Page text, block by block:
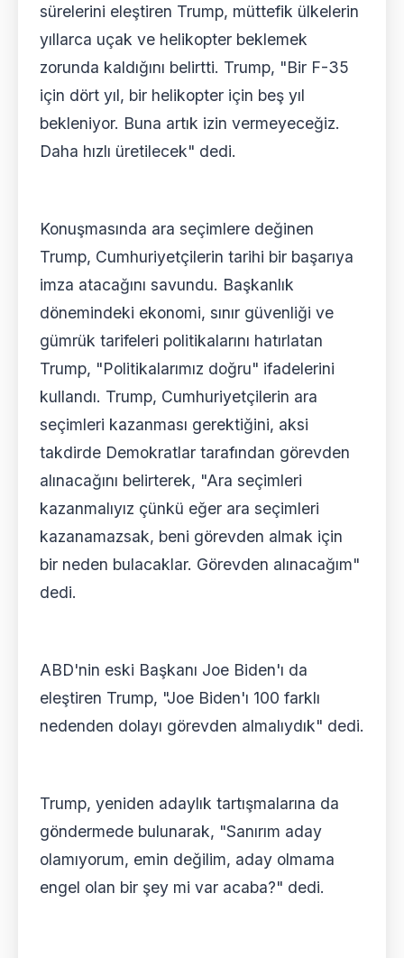
sürelerini eleştiren Trump, müttefik ülkelerin
yıllarca uçak ve helikopter beklemek
zorunda kaldığını belirtti. Trump, "Bir F-35
için dört yıl, bir helikopter için beş yıl
bekleniyor. Buna artık izin vermeyeceğiz.
Daha hızlı üretilecek" dedi.
Konuşmasında ara seçimlere değinen
Trump, Cumhuriyetçilerin tarihi bir başarıya
imza atacağını savundu. Başkanlık
dönemindeki ekonomi, sınır güvenliği ve
gümrük tarifeleri politikalarını hatırlatan
Trump, "Politikalarımız doğru" ifadelerini
kullandı. Trump, Cumhuriyetçilerin ara
seçimleri kazanması gerektiğini, aksi
takdirde Demokratlar tarafından görevden
alınacağını belirterek, "Ara seçimleri
kazanmalıyız çünkü eğer ara seçimleri
kazanamazsak, beni görevden almak için
bir neden bulacaklar. Görevden alınacağım"
dedi.
ABD'nin eski Başkanı Joe Biden'ı da
eleştiren Trump, "Joe Biden'ı 100 farklı
nedenden dolayı görevden almalıydık" dedi.
Trump, yeniden adaylık tartışmalarına da
göndermede bulunarak, "Sanırım aday
olamıyorum, emin değilim, aday olmama
engel olan bir şey mi var acaba?" dedi.